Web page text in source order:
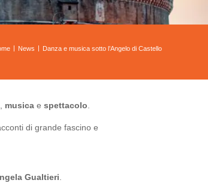
News Danza e musica sotto l’Angelo di Castello
musica espettacolo
di grande fascino e
Gualtieri